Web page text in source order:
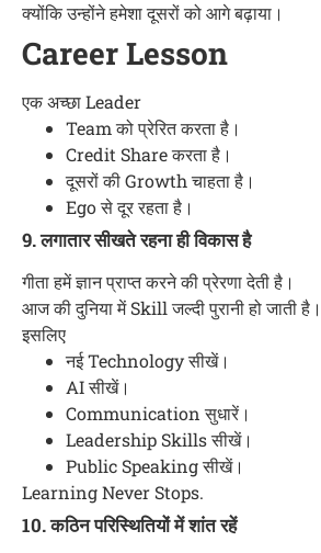
क्योंकि उन्होंने हमेशा दूसरों को आगे बढ़ाया।
Career Lesson
एक अच्छा Leader
Team को प्रेरित करता है।
Credit Share करता है।
दूसरों की Growth चाहता है।
Ego से दूर रहता है।
9. लगातार सीखते रहना ही विकास है
गीता हमें ज्ञान प्राप्त करने की प्रेरणा देती है।
आज की दुनिया में Skill जल्दी पुरानी हो जाती है।
इसलिए
नई Technology सीखें।
AI सीखें।
Communication सुधारें।
Leadership Skills सीखें।
Public Speaking सीखें।
Learning Never Stops.
10. कठिन परिस्थितियों में शांत रहें